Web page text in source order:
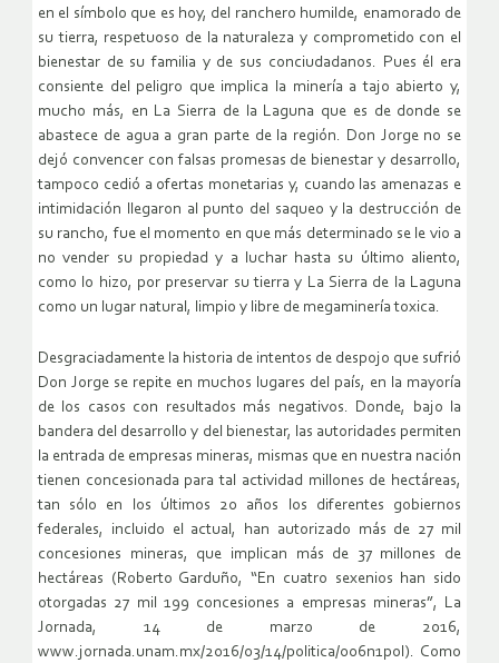
en el símbolo que es hoy, del ranchero humilde, enamorado de
su tierra, respetuoso de la naturaleza y comprometido con el
bienestar de su familia y de sus conciudadanos. Pues él era
consiente del peligro que implica la minería a tajo abierto y,
mucho más, en La Sierra de la Laguna que es de donde se
abastece de agua a gran parte de la región. Don Jorge no se
dejó convencer con falsas promesas de bienestar y desarrollo,
tampoco cedió a ofertas monetarias y, cuando las amenazas e
intimidación llegaron al punto del saqueo y la destrucción de
su rancho, fue el momento en que más determinado se le vio a
no vender su propiedad y a luchar hasta su último aliento,
como lo hizo, por preservar su tierra y La Sierra de la Laguna
como un lugar natural, limpio y libre de megaminería toxica.
Desgraciadamente la historia de intentos de despojo que sufrió
Don Jorge se repite en muchos lugares del país, en la mayoría
de los casos con resultados más negativos. Donde, bajo la
bandera del desarrollo y del bienestar, las autoridades permiten
la entrada de empresas mineras, mismas que en nuestra nación
tienen concesionada para tal actividad millones de hectáreas,
tan sólo en los últimos 20 años los diferentes gobiernos
federales, incluido el actual, han autorizado más de 27 mil
concesiones mineras, que implican más de 37 millones de
hectáreas (Roberto Garduño, “En cuatro sexenios han sido
otorgadas 27 mil 199 concesiones a empresas mineras”, La
Jornada, 14 de marzo de 2016,
www.jornada.unam.mx/2016/03/14/politica/006n1pol). Como